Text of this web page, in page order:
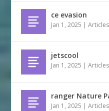
ce evasion
Jan 1, 2025 |Articles
jetscool
Jan 1, 2025 |Articles
ranger Nature
Jan 1, 2025 |Articles